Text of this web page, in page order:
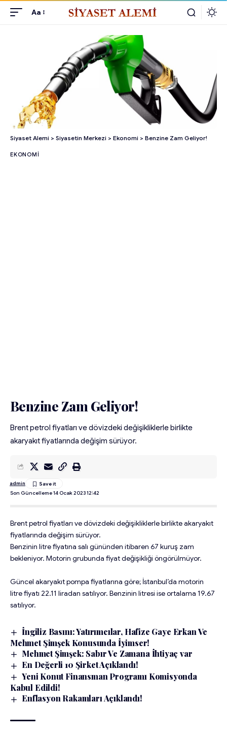
Aa
Siyaset Alemi > Siyasetin Merkezi > Ekonomi > Benzine Zam Geliyor!
EKONOMI
Benzine Zam Geliyor!
Brent petrol fiyatları ve dövizdeki değişikliklerle birlikte
akaryakıt fiyatlarında değişim sürüyor.
Son Güncelleme 14 Ocak 2023 12:42
admin
Brent petrol fiyatları ve dövizdeki değişikliklerle birlikte akaryakıt
fiyatlarında değişim sürüyor.
Benzinin litre fiyatına salı gününden itibaren 67 kuruş zam
bekleniyor. Motorin grubunda fiyat değişikliği öngörülmüyor.
Güncel akaryakıt pompa fiyatlarına göre; İstanbul’da motorin
litre fiyatı 22.11 liradan satılıyor. Benzinin litresi ise ortalama 19.67
satılıyor.
İngiliz Basını: Yatırımcılar, Hafize Gaye Erkan Ve
Mehmet Şimşek Konusunda İyimser!
Mehmet Şimşek: Sabır Ve Zamana İhtiyaç var
En Değerli 10 Şirket Açıklandı!
Yeni Konut Finansman Programı Komisyonda
Kabul Edildi!
Enflasyon Rakamları Açıklandı!